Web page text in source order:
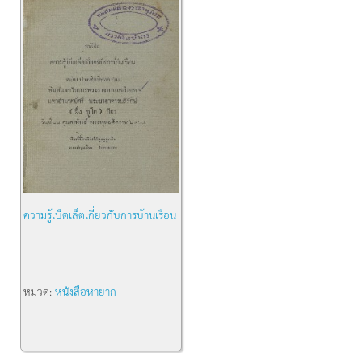
ความรู้เบ็ตเล็ตเกี่ยวกับการบ้านเรือน
หมวด:หนังสือหายาก